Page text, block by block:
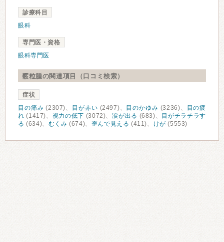
診療科目
眼科
専門医・資格
眼科専門医
霰粒腫の関連項目（口コミ検索）
症状
目の痛み (2307)、 目が赤い (2497)、 目のかゆみ (3236)、
目の疲
れ (1417)、 視力の低下 (3072)、涙が出る (683)、
目がチラチラす
る (634)、 むくみ (674)、 歪んで見える (411)、 けが (5553)